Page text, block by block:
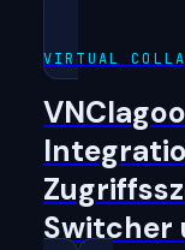
VIRTUAL
Switcher